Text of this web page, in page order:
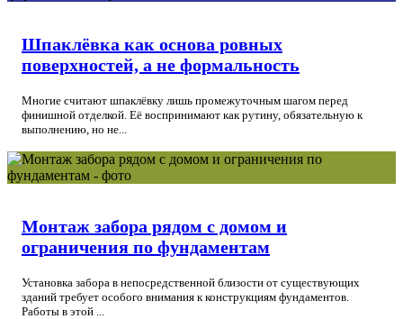
Шпаклёвка как основа ровных
поверхностей, а не формальность
Многие считают шпаклёвку лишь промежуточным шагом перед
финишной отделкой. Её воспринимают как рутину, обязательную к
выполнению, но не...
Монтаж забора рядом с домом и
ограничения по фундаментам
Установка забора в непосредственной близости от существующих
зданий требует особого внимания к конструкциям фундаментов.
Работы в этой ...